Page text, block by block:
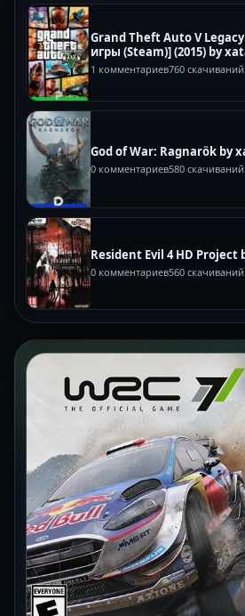
Grand Theft Auto V
игры (Steam)] (2015) by
1 комментариев760 скачиваний
God of War: Ragnarök by
0 комментариев580 скачиваний
Resident Evil 4 HD Project
0 комментариев560 скачиваний